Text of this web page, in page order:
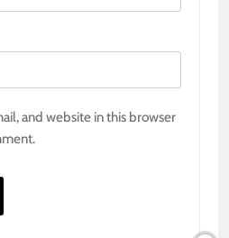
and website in this browser